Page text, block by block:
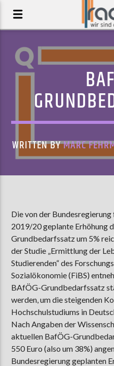
PRISM
SAY SHE SHE
AKTUELLE SENDUNG
COFFEESHOP
09:00 12:00
ZU HÖREN INMünster90,9
WRITTEN BYMARC
Die von der
2019/20 geplante Erhöhung
Grundbedarfssatz um 5%
der Studie „Ermittlung der
Studierenden“ des
Sozialökonomie (FiBS)
BAfÖG-Grundbedarfssatz
werden, um die steigenden
Hochschulstudiums in
Nach Angaben der
aktuellen BafÖG-
550 Euro (also um 38%)
Bundesregierung geplanten